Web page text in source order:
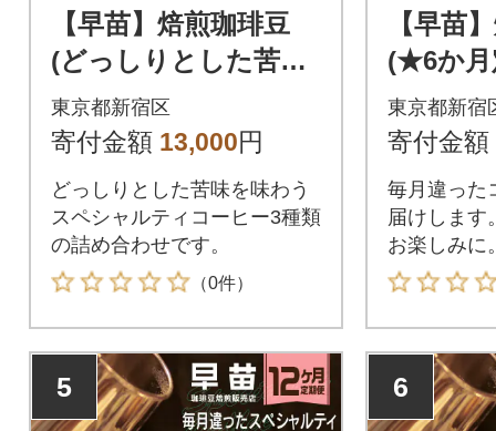
【早苗】焙煎珈琲豆
(どっしりとした苦み
を味わうセット3種×1
00g)豆_0020-005-S05-
東京都新宿区
寄付金額 13,000円
どっしりとした苦味を味わう
スペシャルティコーヒー3種類
の詰め合わせです。
（0件）
【早苗
(★6か
月違っ
種)豆
東京都新宿
寄付金額
毎月違った
届けします
お楽しみに
5 6